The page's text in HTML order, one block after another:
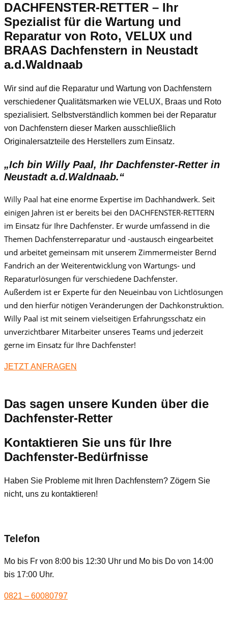
DACHFENSTER-RETTER – Ihr
Spezialist für die Wartung und
Reparatur von Roto, VELUX und
BRAAS Dachfenstern in Neustadt
a.d.Waldnaab
Wir sind auf die Reparatur und Wartung von Dachfenstern
verschiedener Qualitätsmarken wie VELUX, Braas und Roto
spezialisiert. Selbstverständlich kommen bei der Reparatur
von Dachfenstern dieser Marken ausschließlich
Originalersatzteile des Herstellers zum Einsatz.
„Ich bin Willy Paal, Ihr Dachfenster-Retter in
Neustadt a.d.Waldnaab.“
Willy Paal hat eine enorme Expertise im Dachhandwerk. Seit
einigen Jahren ist er bereits bei den DACHFENSTER-RETTERN
im Einsatz für Ihre Dachfenster. Er wurde umfassend in die
Themen Dachfensterreparatur und -austausch eingearbeitet
und arbeitet gemeinsam mit unserem Zimmermeister Bernd
Fandrich an der Weiterentwicklung von Wartungs- und
Reparaturlösungen für verschiedene Dachfenster.
Außerdem ist er Experte für den Neueinbau von Lichtlösungen
und den hierfür nötigen Veränderungen der Dachkonstruktion.
Willy Paal ist mit seinem vielseitigen Erfahrungsschatz ein
unverzichtbarer Mitarbeiter unseres Teams und jederzeit
gerne im Einsatz für Ihre Dachfenster!
JETZT ANFRAGEN
Das sagen unsere Kunden über die
Dachfenster-Retter
Kontaktieren Sie uns für Ihre
Dachfenster-Bedürfnisse
Haben Sie Probleme mit Ihren Dachfenstern? Zögern Sie
nicht, uns zu kontaktieren!
Telefon
Mo bis Fr von 8:00 bis 12:30 Uhr und Mo bis Do von 14:00
bis 17:00 Uhr.
0821 – 60080797